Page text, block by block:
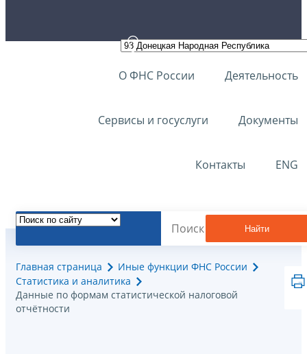
О ФНС России Деятельность
Сервисы и госуслуги Документы
Контакты ENG
Найти
Главная страница
Иные функции ФНС России
Статистика и аналитика
Данные по формам статистической налоговой
отчётности